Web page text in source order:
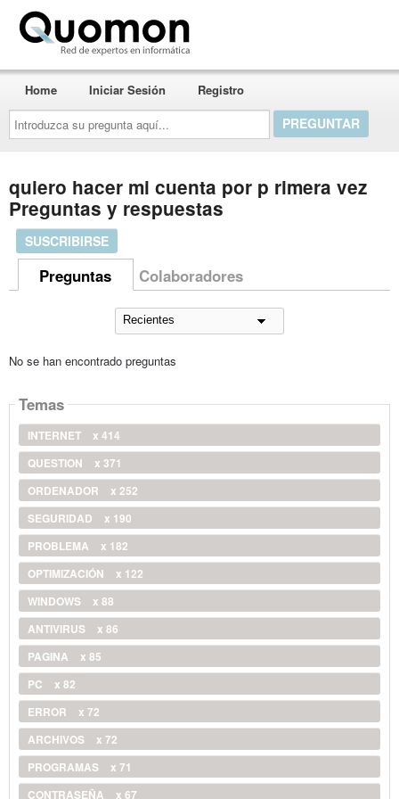
Introduzca
su
pregunta
aquí...
Home Iniciar Sesión Registro
quiero hacer mi cuenta por p rimera vez
Preguntas y respuestas
SUSCRIBIRSE
Preguntas Colaboradores
No se han encontrado preguntas
Temas
INTERNET
x 414
QUESTION
x 371
ORDENADOR
x 252
SEGURIDAD
x 190
PROBLEMA
x 182
OPTIMIZACIÓN
x 122
WINDOWS
x 88
ANTIVIRUS
x 86
PAGINA
x 85
PC
x 82
ERROR
x 72
ARCHIVOS
x 72
PROGRAMAS
x 71
CONTRASEÑA
x 67